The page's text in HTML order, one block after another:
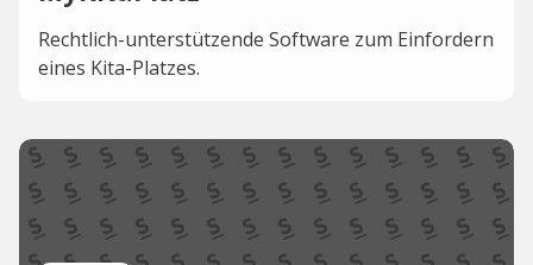
Rechtlich-unterstützende Software zum Einfordern
eines Kita-Platzes.